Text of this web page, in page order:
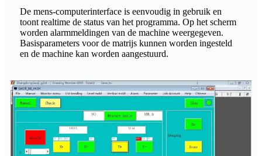
De mens-computerinterface is eenvoudig in gebruik en
toont realtime de status van het programma. Op het scherm
worden alarmmeldingen van de machine weergegeven.
Basisparameters voor de matrijs kunnen worden ingesteld
en de machine kan worden aangestuurd.